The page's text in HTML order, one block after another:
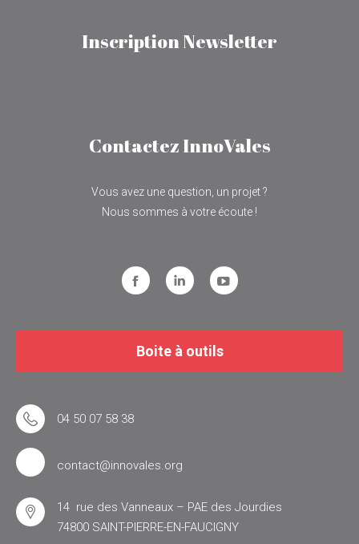
Inscription Newsletter
Contactez InnoVales
Vous avez une question, un projet ?
Nous sommes à votre écoute !
FacebookLinkedInYouTube
Boite à outils
04 50 07 58 38
contact@innovales.org
14 rue des Vanneaux – PAE des Jourdies
74800 SAINT-PIERRE-EN-FAUCIGNY